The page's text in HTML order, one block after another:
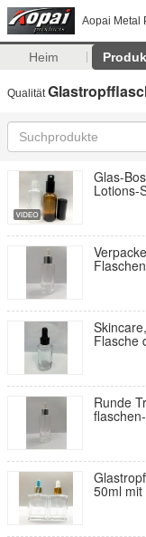
Aopai Metal
Heim
Qualität
Glas-
Lotions-
Flasche
Runde
50ml